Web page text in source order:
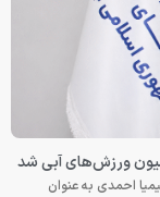
ورزش‌های آبی شد
احمدی به عنوان